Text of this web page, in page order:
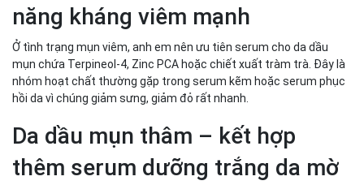
năng kháng viêm mạnh
Ở tình trạng mụn viêm, anh em nên ưu tiên serum cho da dầu
mụn chứa Terpineol-4, Zinc PCA hoặc chiết xuất tràm trà. Đây là
nhóm hoạt chất thường gặp trong serum kẽm hoặc serum phục
hồi da vì chúng giảm sưng, giảm đỏ rất nhanh.
Da dầu mụn thâm – kết hợp
thêm serum dưỡng trắng da mờ